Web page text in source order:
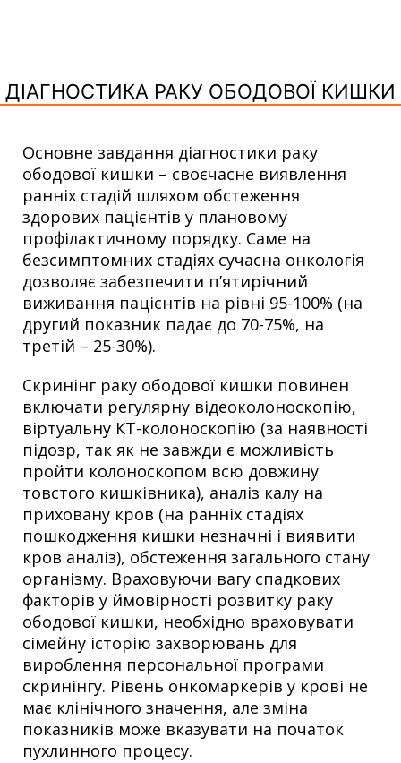
ДІАГНОСТИКА РАКУ ОБОДОВОЇ КИШКИ
Основне завдання діагностики раку
ободової кишки – своєчасне виявлення
ранніх стадій шляхом обстеження
здорових пацієнтів у плановому
профілактичному порядку. Саме на
безсимптомних стадіях сучасна онкологія
дозволяє забезпечити п’ятирічний
виживання пацієнтів на рівні 95-100% (на
другий показник падає до 70-75%, на
третій – 25-30%).
Скринінг раку ободової кишки повинен
включати регулярну відеоколоноскопію,
віртуальну КТ-колоноскопію (за наявності
підозр, так як не завжди є можливість
пройти колоноскопом всю довжину
товстого кишківника), аналіз калу на
приховану кров (на ранніх стадіях
пошкодження кишки незначні і виявити
кров аналіз), обстеження загального стану
організму. Враховуючи вагу спадкових
факторів у ймовірності розвитку раку
ободової кишки, необхідно враховувати
сімейну історію захворювань для
вироблення персональної програми
скринінгу. Рівень онкомаркерів у крові не
має клінічного значення, але зміна
показників може вказувати на початок
пухлинного процесу.